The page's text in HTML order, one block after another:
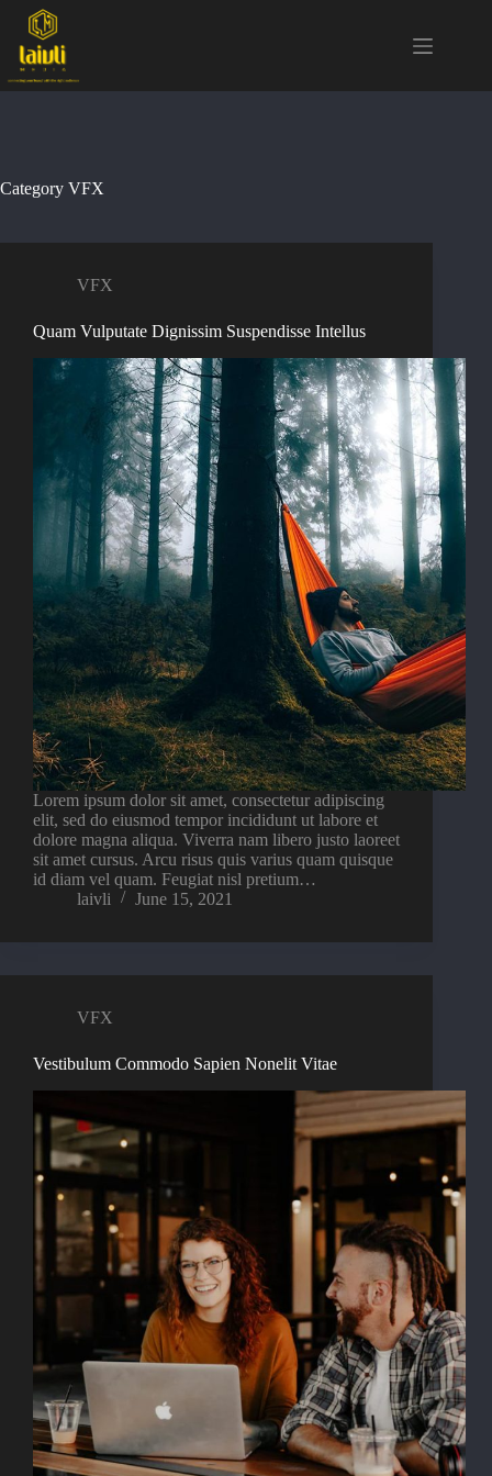
content
Category VFX
VFX
Quam Vulputate Dignissim Suspendisse Intellus
Lorem ipsum dolor sit amet, consectetur adipiscing
elit, sed do eiusmod tempor incididunt ut labore et
dolore magna aliqua. Viverra nam libero justo laoreet
sit amet cursus. Arcu risus quis varius quam quisque
id diam vel quam. Feugiat nisl pretium…
laivli
June 15, 2021
VFX
Vestibulum Commodo Sapien Nonelit Vitae